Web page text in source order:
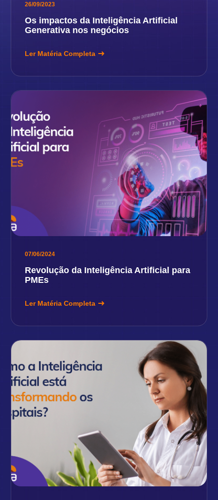
26/09/2023
Os impactos da Inteligência Artificial
Generativa nos negócios
Ler Matéria Completa
07/06/2024
Revolução da Inteligência Artificial para
PMEs
Ler Matéria Completa